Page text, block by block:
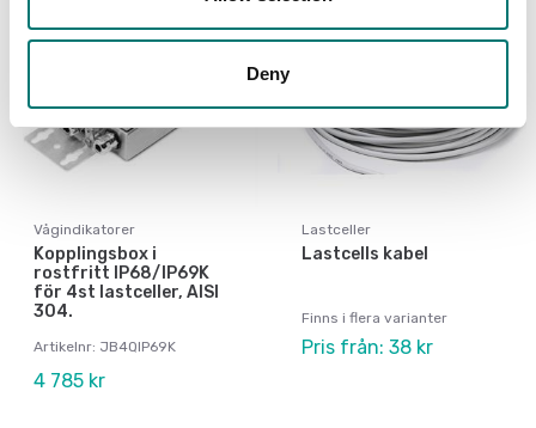
Deny
Vågindikatorer
Kopplingsbox i
rostfritt IP68/IP69K
för 4st lastceller, AISI
304.
Artikelnr: JB4QIP69K
4 785 kr
Lastceller
Lastcells kabel
Finns i flera varianter
Pris från: 38 kr